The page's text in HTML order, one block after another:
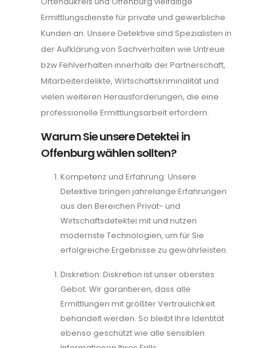
Ermittlungsdienste für private und gewerbliche
Kunden an. Unsere Detektive sind Spezialisten in
der Aufklärung von Sachverhalten wie Untreue
bzw Fehlverhalten innerhalb der Partnerschaft,
Mitarbeiterdelikte, Wirtschaftskriminalität und
vielen weiteren Herausforderungen, die eine
professionelle Ermittlungsarbeit erfordern.
Warum Sie unsere Detektei in
Offenburg wählen sollten?
Kompetenz und Erfahrung: Unsere
Detektive bringen jahrelange Erfahrungen
aus den Bereichen Privat- und
Wirtschaftsdetektei mit und nutzen
modernste Technologien, um für Sie
erfolgreiche Ergebnisse zu gewährleisten.
Diskretion: Diskretion ist unser oberstes
Gebot. Wir garantieren, dass alle
Ermittlungen mit größter Vertraulichkeit
behandelt werden. So bleibt Ihre Identität
ebenso geschützt wie alle sensiblen